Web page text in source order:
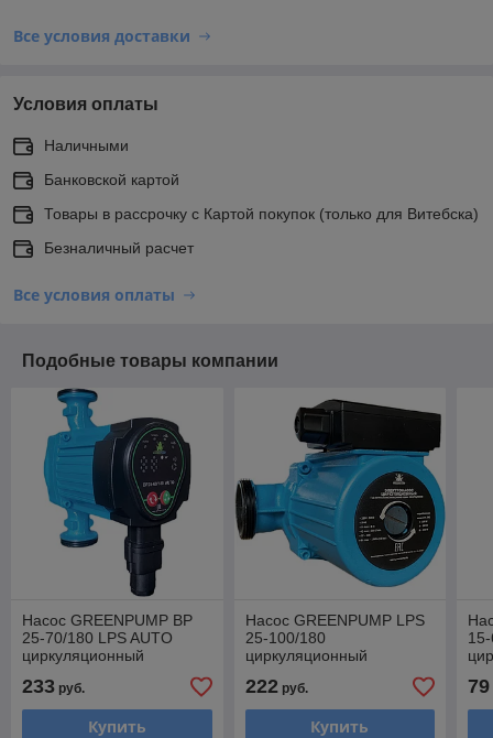
Все условия доставки
Условия оплаты
Наличными
Банковской картой
Товары в рассрочку с Картой покупок (только для Витебска)
Безналичный расчет
Все условия оплаты
Подобные товары компании
Насос GREENPUMP BP
25-70/180 LPS AUTO
циркуляционный
233 руб.
Купить
Насос GREENPUMP LPS
25-100/180
циркуляционный
222руб.
Купить
79